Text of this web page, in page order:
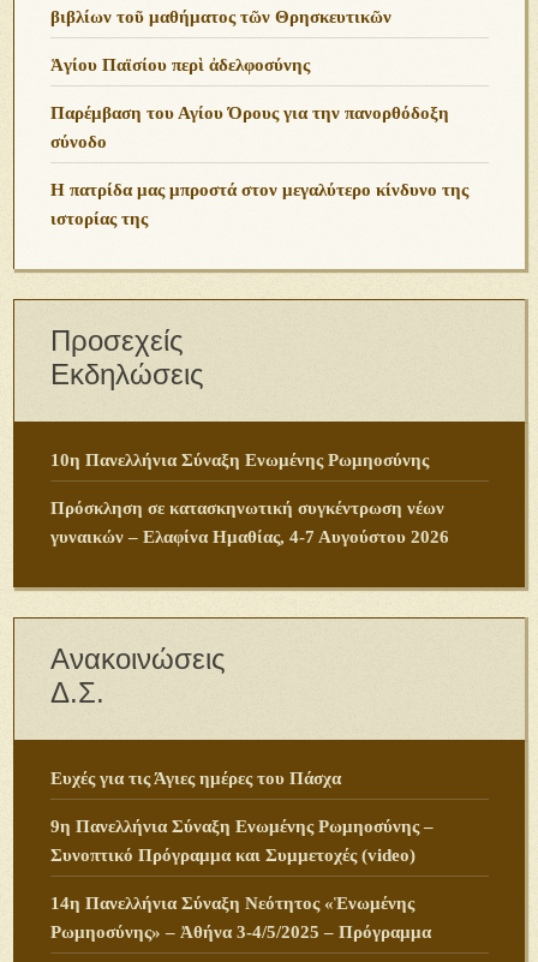
βιβλίων τοῦ μαθήματος τῶν Θρησκευτικῶν
Ἁγίου Παϊσίου περὶ ἀδελφοσύνης
Παρέμβαση του Αγίου Όρους για την πανορθόδοξη
σύνοδο
Η πατρίδα μας μπροστά στον μεγαλύτερο κίνδυνο της
ιστορίας της
Προσεχείς
Εκδηλώσεις
10η Πανελλήνια Σύναξη Ενωμένης Ρωμηοσύνης
Πρόσκληση σε κατασκηνωτική συγκέντρωση νέων
γυναικών – Ελαφίνα Ημαθίας, 4-7 Αυγούστου 2026
Ανακοινώσεις
Δ.Σ.
Ευχές για τις Άγιες ημέρες του Πάσχα
9η Πανελλήνια Σύναξη Ενωμένης Ρωμηοσύνης –
Συνοπτικό Πρόγραμμα και Συμμετοχές (video)
14η Πανελλήνια Σύναξη Νεότητος «Ἑνωμένης
Ρωμηοσύνης» – Ἀθήνα 3-4/5/2025 – Πρόγραμμα